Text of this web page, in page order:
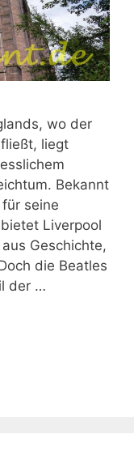
wo der
liegt
Bekannt
seine
Liverpool
Geschichte,
die Beatles
der …